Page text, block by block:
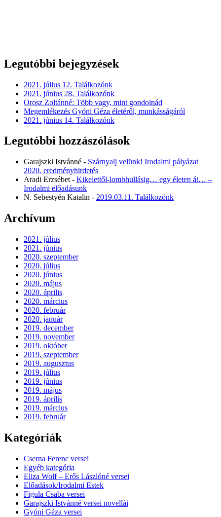
Legutóbbi bejegyzések
2021. július 12. Találkozónk
2021. június 28. Találkozónk
Orosz Zoltánné: Több vagy, mint gondolnád
Megemlékezés Gyóni Géza életéről, munkásságáról
2021. június 14. Találkozónk
Legutóbbi hozzászólások
Garajszki Istvánné - Szárnyalj velünk! Irodalmi pályázat
2020. eredményhirdetés
Aradi Erzsébet - Kikelettől-lombhullásig… egy életen át… –
Irodalmi előadásunk
N. Sebestyén Katalin - 2019.03.11. Találkozónk
Archívum
2021. július
2021. június
2020. szeptember
2020. július
2020. június
2020. május
2020. április
2020. március
2020. február
2020. január
2019. december
2019. november
2019. október
2019. szeptember
2019. augusztus
2019. július
2019. június
2019. május
2019. április
2019. március
2019. február
Kategóriák
Cserna Ferenc versei
Egyéb kategória
Eliza Wolf – Erős Lászlóné versei
Előadások/Irodalmi Estek
Figula Csaba versei
Garajszki Istvánné versei novellái
Gyóni Géza versei